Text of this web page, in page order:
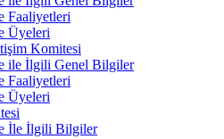
Faaliyetleri
Üyeleri
Komitesi
ile İlgili Genel Bilgiler
Faaliyetleri
Üyeleri
İle İlgili Bilgiler